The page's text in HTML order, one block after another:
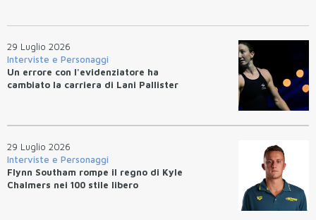
29 Luglio 2026
Interviste e Personaggi
Un errore con l'evidenziatore ha
cambiato la carriera di Lani Pallister
29 Luglio 2026
Interviste e Personaggi
Flynn Southam rompe il regno di Kyle
Chalmers nei 100 stile libero